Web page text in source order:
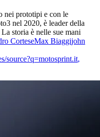
nei prototipi e con le
nel 2020, è leader della
storia è nelle sue mani
CorteseMax Biaggijohn
source?q=motosprint.it,